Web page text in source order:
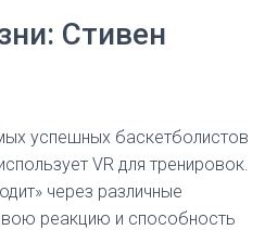
Стивен
успешных баскетболистов
VR для тренировок.
через различные
реакцию и способность